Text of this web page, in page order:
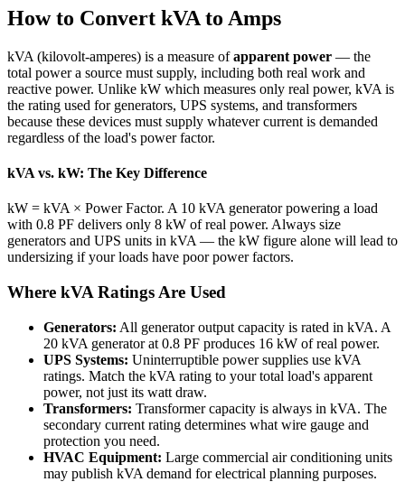
How to Convert kVA to Amps
kVA (kilovolt-amperes) is a measure ofapparent power — the
total power a source must supply, including both real work and
reactive power. Unlike kW which measures only real power, kVA is
the rating used for generators, UPS systems, and transformers
because these devices must supply whatever current is demanded
regardless of the load's power factor.
kVA vs. kW: The Key Difference
kW = kVA × Power Factor. A 10 kVA generator powering a load
with 0.8 PF delivers only 8 kW of real power. Always size
generators and UPS units in kVA — the kW figure alone will lead to
undersizing if your loads have poor power factors.
Where kVA Ratings Are Used
Generators: All generator output capacity is rated in kVA. A
20 kVA generator at 0.8 PF produces 16 kW of real power.
UPS Systems: Uninterruptible power supplies use kVA
ratings. Match the kVA rating to your total load's apparent
power, not just its watt draw.
Transformers: Transformer capacity is always in kVA. The
secondary current rating determines what wire gauge and
protection you need.
HVAC Equipment: Large commercial air conditioning units
may publish kVA demand for electrical planning purposes.